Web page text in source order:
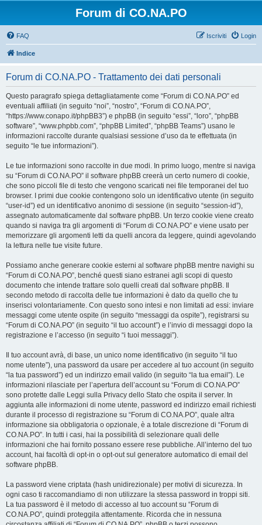
Forum di CO.NA.PO
FAQ Login
Iscriviti
Indice
Forum di CO.NA.PO - Trattamento dei dati personali
Questo paragrafo spiega dettagliatamente come “Forum di CO.NA.PO” ed
eventuali affiliati (in seguito “noi”, “nostro”, “Forum di CO.NA.PO”,
“https://www.conapo.it/phpBB3”) e phpBB (in seguito “essi”, “loro”, “phpBB
software”, “www.phpbb.com”, “phpBB Limited”, “phpBB Teams”) usano le
informazioni raccolte durante qualsiasi sessione d’uso da te effettuata (in
seguito “le tue informazioni”).
Le tue informazioni sono raccolte in due modi. In primo luogo, mentre si naviga
su “Forum di CO.NA.PO” il software phpBB creerà un certo numero di cookie,
che sono piccoli file di testo che vengono scaricati nei file temporanei del tuo
browser. I primi due cookie contengono solo un identificativo utente (in seguito
“user-id”) ed un identificativo anonimo di sessione (in seguito “session-id”),
assegnato automaticamente dal software phpBB. Un terzo cookie viene creato
quando si naviga tra gli argomenti di “Forum di CO.NA.PO” e viene usato per
memorizzare gli argomenti letti da quelli ancora da leggere, quindi agevolando
la lettura nelle tue visite future.
Possiamo anche generare cookie esterni al software phpBB mentre navighi su
“Forum di CO.NA.PO”, benché questi siano estranei agli scopi di questo
documento che intende trattare solo quelli creati dal software phpBB. Il
secondo metodo di raccolta delle tue informazioni è dato da quello che tu
inserisci volontariamente. Con questo sono intesi e non limitati ad essi: inviare
messaggi come utente ospite (in seguito “messaggi da ospite”), registrarsi su
“Forum di CO.NA.PO” (in seguito “il tuo account”) e l’invio di messaggi dopo la
registrazione e l’accesso (in seguito “i tuoi messaggi”).
Il tuo account avrà, di base, un unico nome identificativo (in seguito “il tuo
nome utente”), una password da usare per accedere al tuo account (in seguito
“la tua password”) ed un indirizzo email valido (in seguito “la tua email”). Le
informazioni rilasciate per l’apertura dell’account su “Forum di CO.NA.PO”
sono protette dalle Leggi sulla Privacy dello Stato che ospita il server. In
aggiunta alle informazioni di nome utente, password ed indirizzo email richiesti
durante il processo di registrazione su “Forum di CO.NA.PO”, quale altra
informazione sia obbligatoria o opzionale, è a totale discrezione di “Forum di
CO.NA.PO”. In tutti i casi, hai la possibilità di selezionare quali delle
informazioni che hai fornito possano essere rese pubbliche. All’interno del tuo
account, hai facoltà di opt-in o opt-out sul generatore automatico di email del
software phpBB.
La password viene criptata (hash unidirezionale) per motivi di sicurezza. In
ogni caso ti raccomandiamo di non utilizzare la stessa password in troppi siti.
La tua password è il metodo di accesso al tuo account su “Forum di
CO.NA.PO”, quindi proteggila attentamente. Ricorda che in nessuna